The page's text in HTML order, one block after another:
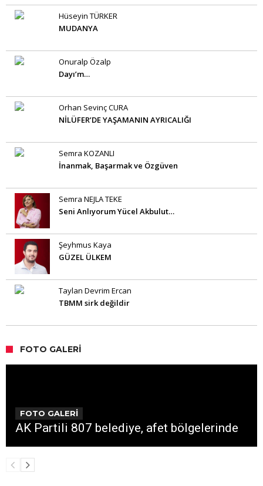
Hüseyin TÜRKER
MUDANYA
Onuralp Özalp
Dayı’m…
Orhan Sevinç CURA
NİLÜFER’DE YAŞAMANIN AYRICALIĞI
Semra KOZANLI
İnanmak, Başarmak ve Özgüven
Semra NEJLA TEKE
Seni Anlıyorum Yücel Akbulut…
Şeyhmus Kaya
GÜZEL ÜLKEM
Taylan Devrim Ercan
TBMM sirk değildir
FOTO GALERI
FOTO GALERİ
AK Partili 807 belediye, afet bölgelerinde